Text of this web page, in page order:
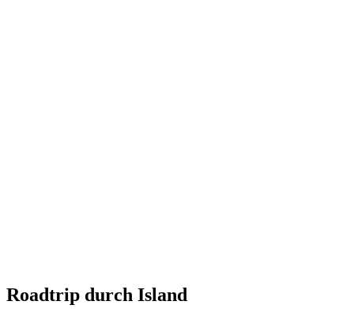
Roadtrip durch Island